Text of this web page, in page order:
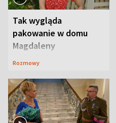
Tak wygląda
pakowanie w domu
Magdaleny
Waligórskiej-Lisieckiej.
Rozmowy